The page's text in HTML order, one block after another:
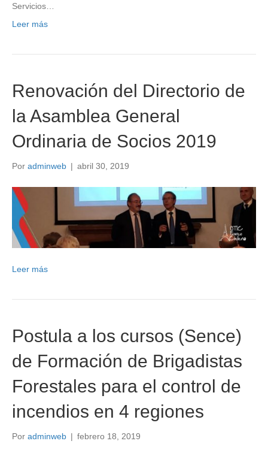
Servicios…
Leer más
Renovación del Directorio de
la Asamblea General
Ordinaria de Socios 2019
Por adminweb | abril 30, 2019
Leer más
Postula a los cursos (Sence)
de Formación de Brigadistas
Forestales para el control de
incendios en 4 regiones
Por adminweb | febrero 18, 2019